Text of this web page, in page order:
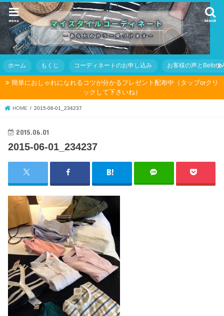
search
menu
ホーム もくじ コーディネートのお申し込み お客様の声とBefore
簡単におしゃれになれるコツが分かるプレゼント配布中（タップorクリ
ックして下さいね）
HOME 2015-06-01_234237
2015.06.01
2015-06-01_234237